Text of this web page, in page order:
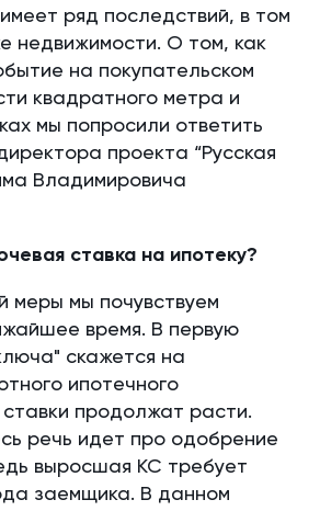
ряд последствий, в том
недвижимости. О том, как
на покупательском
квадратного метра и
мы попросили ответить
проекта “Русская
Владимировича
ставка на ипотеку?
меры мы почувствуем
время. В первую
скажется на
ипотечного
продолжат расти.
речь идет про одобрение
выросшая КС требует
заемщика. В данном